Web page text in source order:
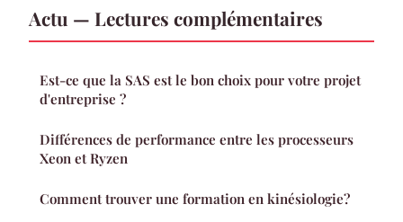
Actu — Lectures complémentaires
Est-ce que la SAS est le bon choix pour votre projet
d'entreprise ?
Différences de performance entre les processeurs
Xeon et Ryzen
Comment trouver une formation en kinésiologie?